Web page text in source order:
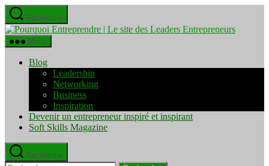
Aller
au
contenu
Recherche
Pourquoi
Menu
Blog
Leadership
Networking
Business
Inspiration
Devenir un entrepreneur inspiré et inspirant
Soft Skills Magazine
Recherche